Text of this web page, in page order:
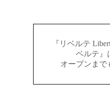
『リベルテ
ベルテ』
オープンまで